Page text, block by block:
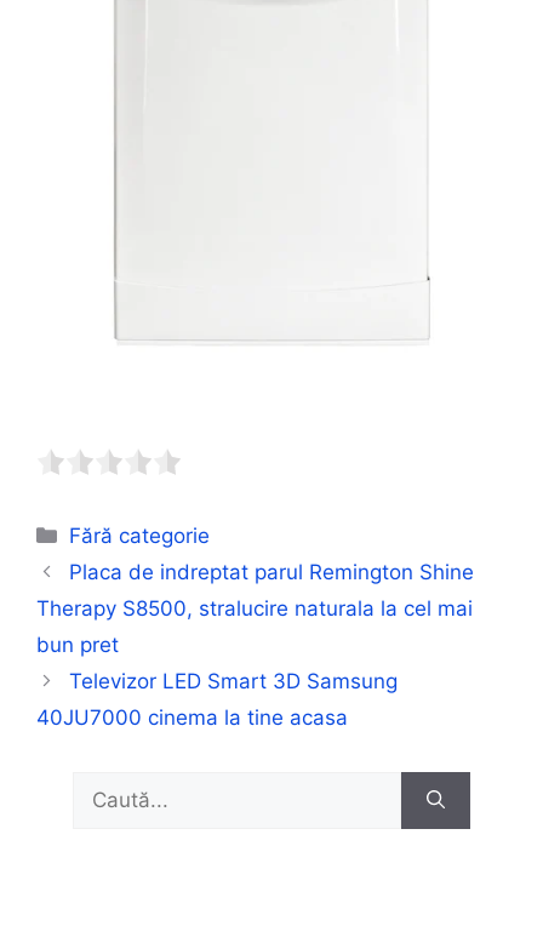
Categorii
Fără categorie
Placa de indreptat parul Remington Shine
Therapy S8500, stralucire naturala la cel mai
bun pret
Televizor LED Smart 3D Samsung
40JU7000 cinema la tine acasa
după: